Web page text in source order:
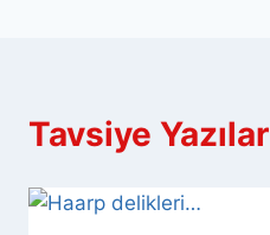
Tavsiye Yazılar